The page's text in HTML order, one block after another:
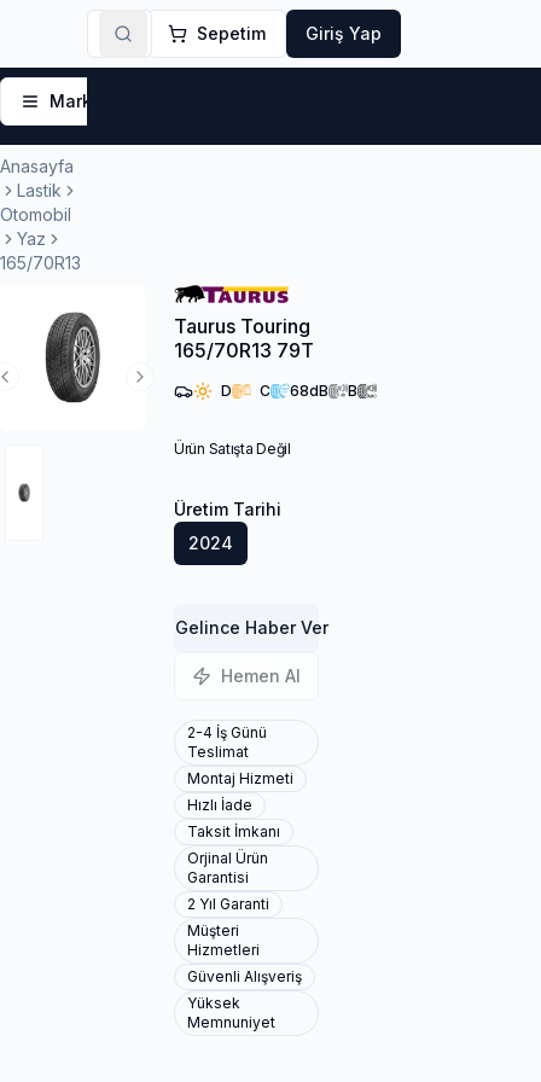
Sepetim Giriş Yap
Markalar
Anasayfa
Lastik
Otomobil
Yaz
165/70R13
Next Slide
Previous Slide
Taurus Touring
165/70R13 79T
D C 68dB B
Ürün Satışta Değil
Üretim Tarihi
2024
Gelince Haber Ver
Hemen Al
2-4 İş Günü
Teslimat
Montaj Hizmeti
Hızlı İade
Taksit İmkanı
Orjinal Ürün
Garantisi
2 Yıl Garanti
Müşteri
Hizmetleri
Güvenli Alışveriş
Yüksek
Memnuniyet